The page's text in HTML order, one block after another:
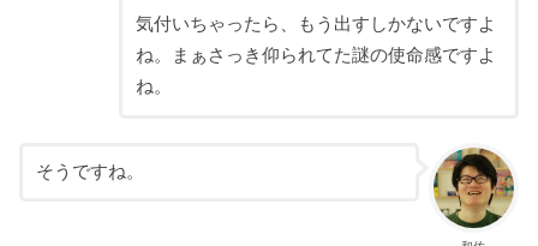
気付いちゃったら、もう出すしかないですよ
ね。まぁさっき仰られてた謎の使命感ですよ
ね。
そうですね。